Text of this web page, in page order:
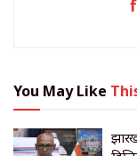
You May Like